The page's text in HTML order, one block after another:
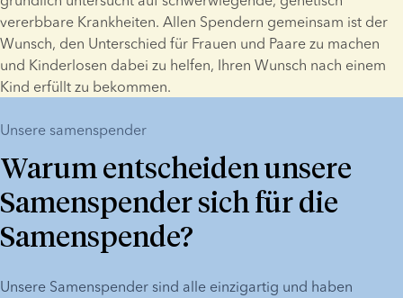
vererbbare Krankheiten. Allen Spendern gemeinsam ist der
Wunsch, den Unterschied für Frauen und Paare zu machen
und Kinderlosen dabei zu helfen, Ihren Wunsch nach einem
Kind erfüllt zu bekommen.
Unsere samenspender
Warum entscheiden unsere
Samenspender sich für die
Samenspende?
Unsere Samenspender sind alle einzigartig und haben